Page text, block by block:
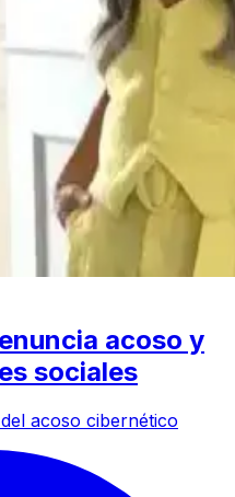
acoso y
sociales
acoso cibernético